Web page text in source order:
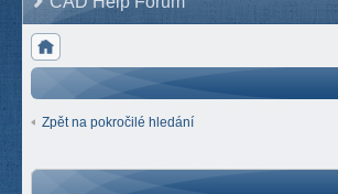
Zpět na pokročilé hledání